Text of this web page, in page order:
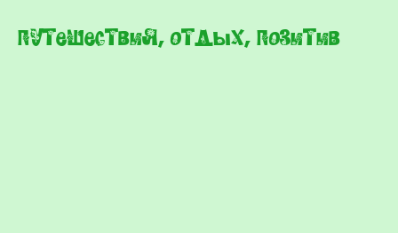
Путешествия, отдых, позитив